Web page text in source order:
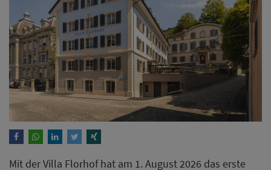
Mit der Villa Florhof hat am 1. August 2026 das erste